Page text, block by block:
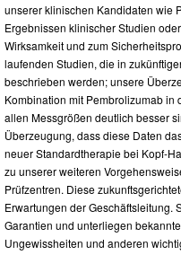
unserer klinischen Kandidaten wie
Ergebnissen klinischer Studien
Wirksamkeit und zum
laufenden Studien, die in
beschrieben werden; unsere
Kombination mit Pembrolizumab
allen Messgrößen deutlich besser
Überzeugung, dass diese Daten
neuer Standardtherapie bei Kopf-
zu unserer weiteren
Prüfzentren. Diese
Erwartungen der Geschäftsleitung.
Garantien und unterliegen
Ungewissheiten und anderen